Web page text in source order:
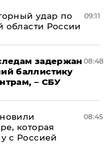
удар по
области России
09:11
задержан
баллистику
– СБУ
08:48
которая
с Россией
08:45